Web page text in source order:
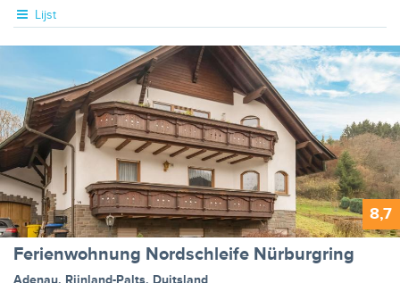
Lijst
8,7
Ferienwohnung Nordschleife Nürburgring